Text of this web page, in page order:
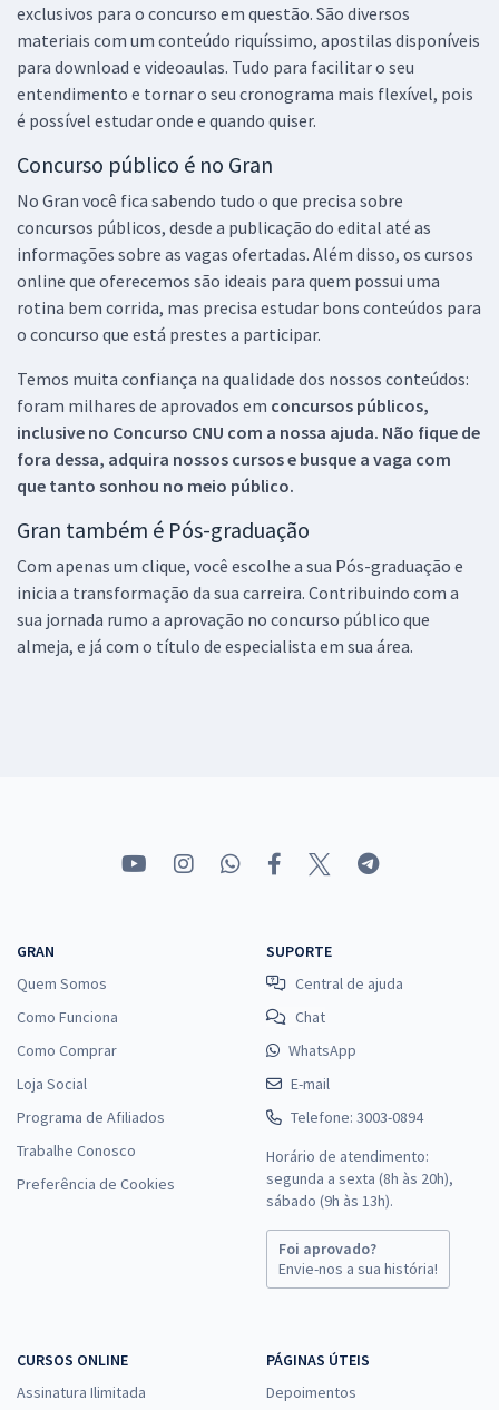
exclusivos para o concurso em questão. São diversos
materiais com um conteúdo riquíssimo, apostilas disponíveis
para download e videoaulas. Tudo para facilitar o seu
entendimento e tornar o seu cronograma mais flexível, pois
é possível estudar onde e quando quiser.
Concurso público é no Gran
No Gran você fica sabendo tudo o que precisa sobre
concursos públicos, desde a publicação do edital até as
informações sobre as vagas ofertadas. Além disso, os cursos
online que oferecemos são ideais para quem possui uma
rotina bem corrida, mas precisa estudar bons conteúdos para
o concurso que está prestes a participar.
Temos muita confiança na qualidade dos nossos conteúdos:
foram milhares de aprovados em concursos públicos,
inclusive no Concurso CNU com a nossa ajuda. Não fique de
fora dessa, adquira nossos cursos e busque a vaga com
que tanto sonhou no meio público.
Gran também é Pós-graduação
Com apenas um clique, você escolhe a sua Pós-graduação e
inicia a transformação da sua carreira. Contribuindo com a
sua jornada rumo a aprovação no concurso público que
almeja, e já com o título de especialista em sua área.
GRAN
Quem Somos
Como Funciona
Como Comprar
Loja Social
Programa de Afiliados
Trabalhe Conosco
Preferência de Cookies
SUPORTE
Central de ajuda
Chat
WhatsApp
E-mail
Telefone: 3003-0894
Horário de atendimento:
segunda a sexta (8h às 20h),
sábado (9h às 13h).
Foi aprovado?
Envie-nos a sua história!
CURSOS ONLINE
Assinatura Ilimitada
PÁGINAS ÚTEIS
Depoimentos